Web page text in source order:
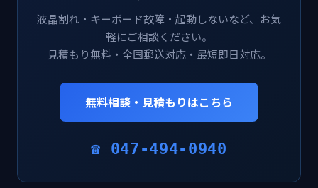
液晶割れ・キーボード故障・起動しないなど、お気
軽にご相談ください。
見積もり無料・全国郵送対応・最短即日対応。
無料相談・見積もりはこちら
☎ 047-494-0940